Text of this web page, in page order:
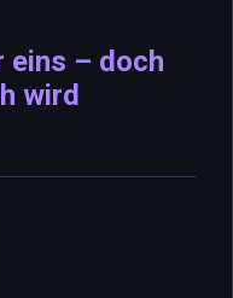
eins – doch
wird